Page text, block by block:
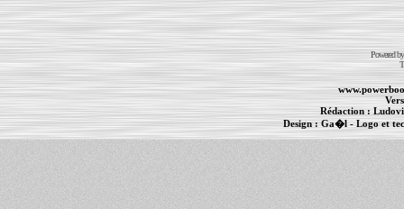
Powered
Rédaction :
Design : Ga�l- Logo et
MacBook Pro -